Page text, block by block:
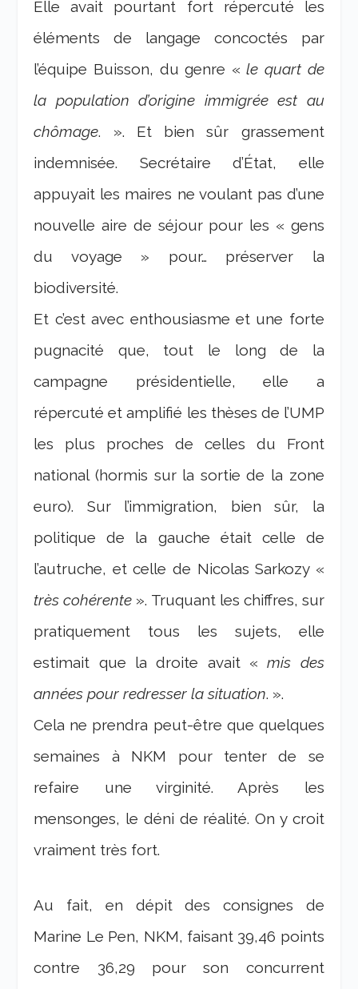
Elle avait pourtant fort répercuté les
éléments de langage concoctés par
l’équipe Buisson, du genre «le quart de
la population d’origine immigrée est au
chômage. ». Et bien sûr grassement
indemnisée. Secrétaire d’État, elle
appuyait les maires ne voulant pas d’une
nouvelle aire de séjour pour les « gens
du voyage » pour… préserver la
biodiversité.
Et c’est avec enthousiasme et une forte
pugnacité que, tout le long de la
campagne présidentielle, elle a
répercuté et amplifié les thèses de l’UMP
les plus proches de celles du Front
national (hormis sur la sortie de la zone
euro). Sur l’immigration, bien sûr, la
politique de la gauche était celle de
l’autruche, et celle de Nicolas Sarkozy «
très cohérente ». Truquant les chiffres, sur
pratiquement tous les sujets, elle
estimait que la droite avait « mis des
années pour redresser la situation. ».
Cela ne prendra peut-être que quelques
semaines à NKM pour tenter de se
refaire une virginité. Après les
mensonges, le déni de réalité. On y croit
vraiment très fort.
Au fait, en dépit des consignes de
Marine Le Pen, NKM, faisant 39,46 points
contre 36,29 pour son concurrent